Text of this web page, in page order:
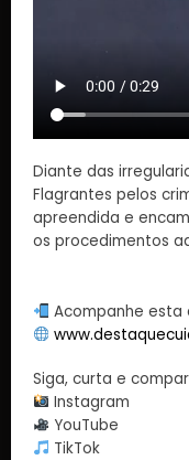
Diante das
Flagrantes pelos
apreendida e
os procedimentos
Acompanhe esta
Siga, curta e
Instagram
YouTube
TikTok